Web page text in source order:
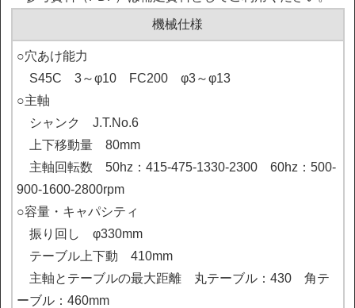
機械仕様
○穴あけ能力
S45C　3～φ10　FC200　φ3～φ13
○主軸
シャンク　J.T.No.6
上下移動量　80mm
主軸回転数　50hz：415-475-1330-2300　60hz：500-
900-1600-2800rpm
○容量・キャパシティ
振り回し　φ330mm
テーブル上下動　410mm
主軸とテーブルの最大距離　丸テーブル：430　角テ
ーブル：460mm